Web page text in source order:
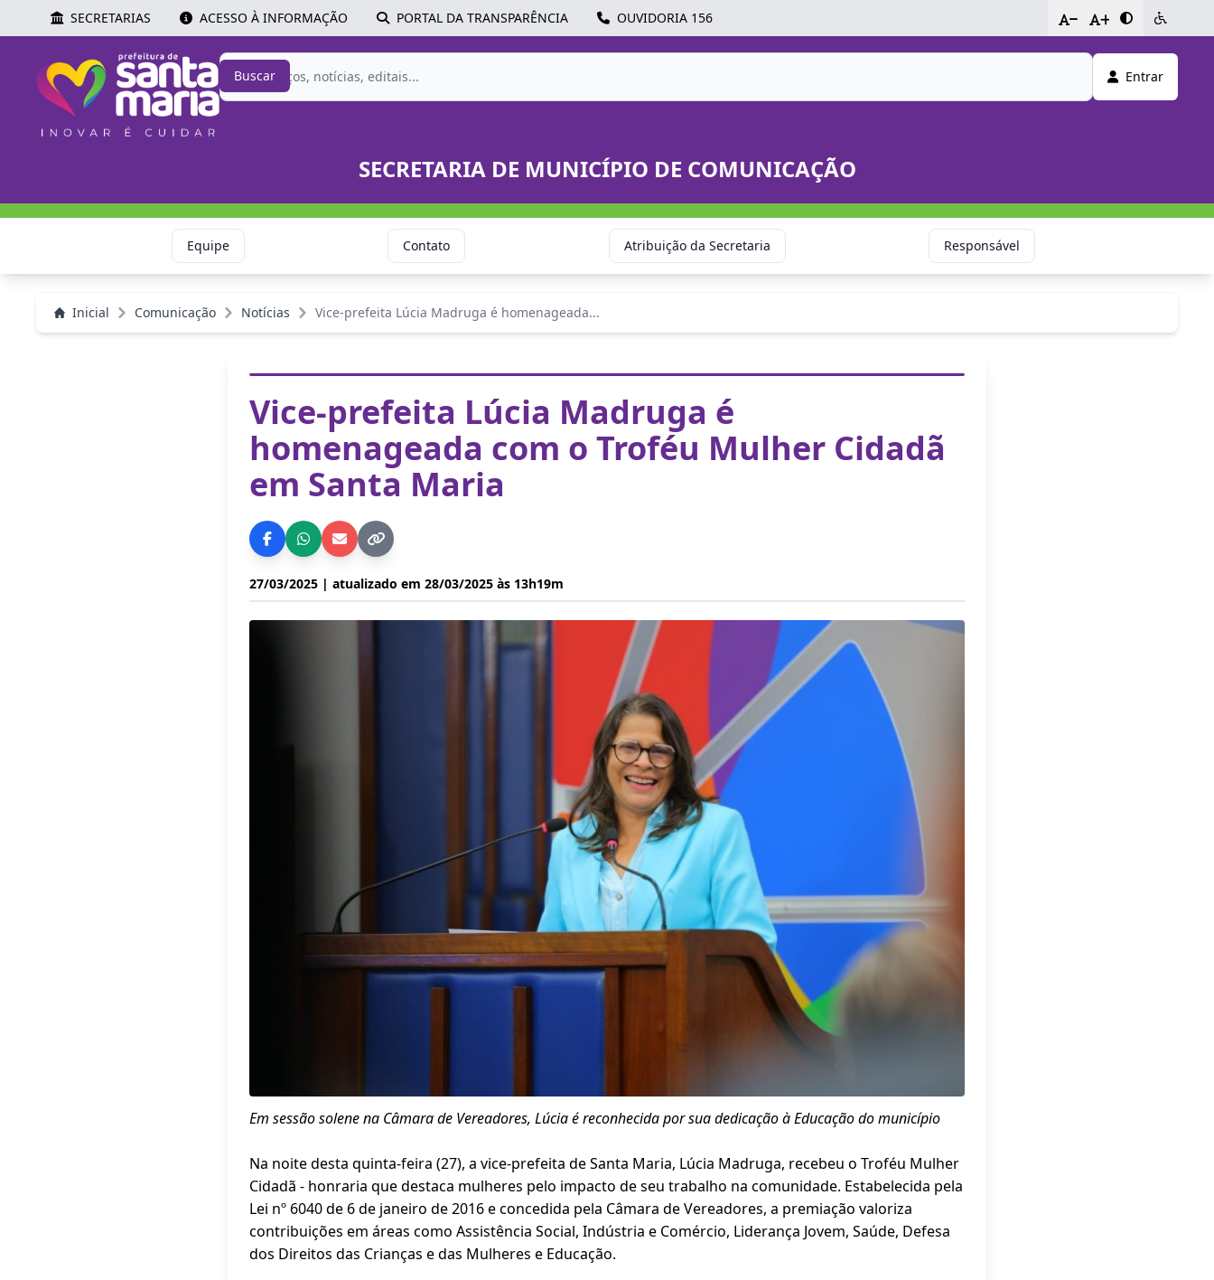
SECRETARIAS ACESSO À INFORMAÇÃO PORTAL DA TRANSPARÊNCIA OUVIDORIA 156 - +
Buscar Entrar
SECRETARIA DE MUNICÍPIO DE COMUNICAÇÃO
Equipe Contato Atribuição da Secretaria Responsável
Inicial Comunicação Notícias Vice-prefeita Lúcia Madruga é homenageada...
Vice-prefeita Lúcia Madruga é
homenageada com o Troféu Mulher Cidadã
em Santa Maria
27/03/2025 | atualizado em 28/03/2025 às 13h19m
Em sessão solene na Câmara de Vereadores, Lúcia é reconhecida por sua dedicação à Educação do município
Na noite desta quinta-feira (27), a vice-prefeita de Santa Maria, Lúcia Madruga, recebeu o Troféu Mulher
Cidadã - honraria que destaca mulheres pelo impacto de seu trabalho na comunidade. Estabelecida pela
Lei nº 6040 de 6 de janeiro de 2016 e concedida pela Câmara de Vereadores, a premiação valoriza
contribuições em áreas como Assistência Social, Indústria e Comércio, Liderança Jovem, Saúde, Defesa
dos Direitos das Crianças e das Mulheres e Educação.